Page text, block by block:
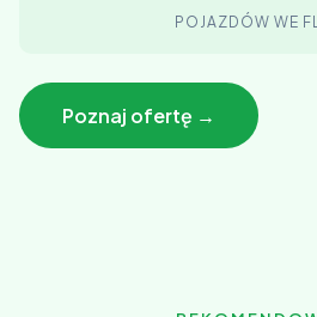
POJAZDÓW WE
Poznaj ofertę →